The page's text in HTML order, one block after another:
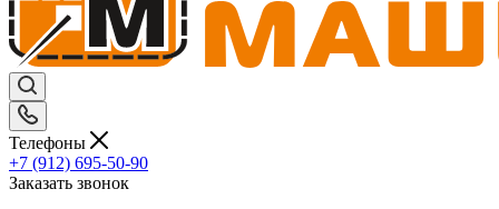
Телефоны
+7 (912) 695-50-90
Заказать звонок